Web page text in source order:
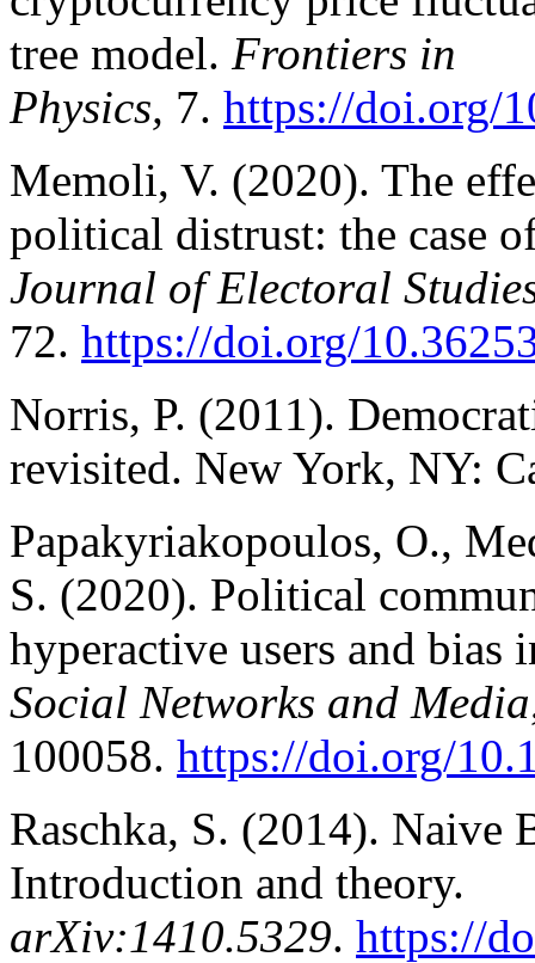
tree model. Frontiers in
Physics, 7. https://doi.org/
Memoli, V. (2020). The
political distrust: the case
Journal of Electoral
72. https://doi.org/
Norris, P. (2011).
revisited. New York, NY:
Papakyriakopoulos, O.,
S. (2020). Political
hyperactive users and bias
Social Networks and Media
100058. https://doi.org/
Raschka, S. (2014). Naive
Introduction and theory.
arXiv:1410.5329. https://